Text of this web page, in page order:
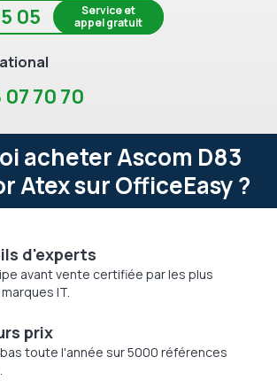
05
Service et
appel gratuit
70 70
acheter Ascom D83
Atex sur OfficeEasy ?
d'experts
avant vente certifiée par les plus
IT.
prix
toute l'année sur 5000 références